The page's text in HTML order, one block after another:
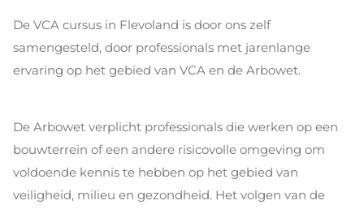
De VCA cursus in Flevoland is door ons zelf
samengesteld, door professionals met jarenlange
ervaring op het gebied van VCA en de Arbowet.
De Arbowet verplicht professionals die werken op een
bouwterrein of een andere risicovolle omgeving om
voldoende kennis te hebben op het gebied van
veiligheid, milieu en gezondheid. Het volgen van de